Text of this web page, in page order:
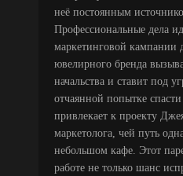
неё постоянным
Профессиональные дела
маркетинговой кампании
ювелирного бренда
начальства и ставит под
отчаянной попытке
привлекает к проекту
маркетолога, чей путь
небольшом кафе. Этот
работе не только шанс